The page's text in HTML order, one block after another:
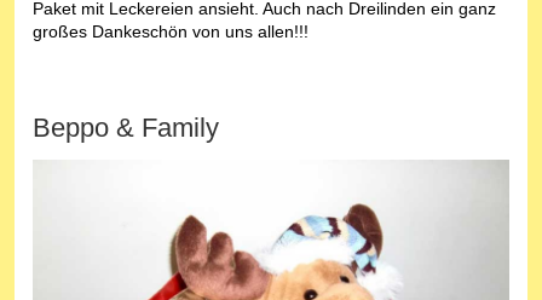
Paket mit Leckereien ansieht. Auch nach Dreilinden ein ganz
großes Dankeschön von uns allen!!!
Beppo & Family